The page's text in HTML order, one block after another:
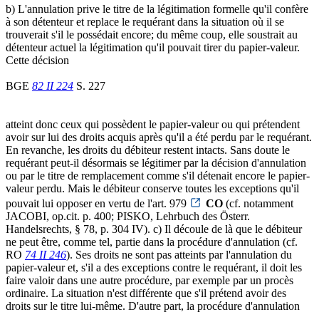
b) L'annulation prive le titre de la légitimation formelle qu'il confère
à son détenteur et replace le requérant dans la situation où il se
trouverait s'il le possédait encore; du même coup, elle soustrait au
détenteur actuel la légitimation qu'il pouvait tirer du papier-valeur.
Cette décision
BGE 82 II 224 S. 227
atteint donc ceux qui possèdent le papier-valeur ou qui prétendent
avoir sur lui des droits acquis après qu'il a été perdu par le requérant.
En revanche, les droits du débiteur restent intacts. Sans doute le
requérant peut-il désormais se légitimer par la décision d'annulation
ou par le titre de remplacement comme s'il détenait encore le papier-
valeur perdu. Mais le débiteur conserve toutes les exceptions qu'il
pouvait lui opposer en vertu de l'art. 979
CO (cf. notamment
JACOBI, op.cit. p. 400; PISKO, Lehrbuch des Österr.
Handelsrechts, § 78, p. 304 IV). c) Il découle de là que le débiteur
ne peut être, comme tel, partie dans la procédure d'annulation (cf.
RO 74 II 246). Ses droits ne sont pas atteints par l'annulation du
papier-valeur et, s'il a des exceptions contre le requérant, il doit les
faire valoir dans une autre procédure, par exemple par un procès
ordinaire. La situation n'est différente que s'il prétend avoir des
droits sur le titre lui-même. D'autre part, la procédure d'annulation